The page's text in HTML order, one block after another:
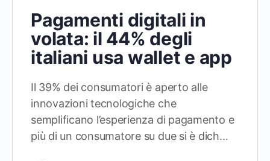
Pagamenti digitali in
volata: il 44% degli
italiani usa wallet e app
Il 39% dei consumatori è aperto alle
innovazioni tecnologiche che
semplificano l’esperienza di pagamento e
più di un consumatore su due si è dich…